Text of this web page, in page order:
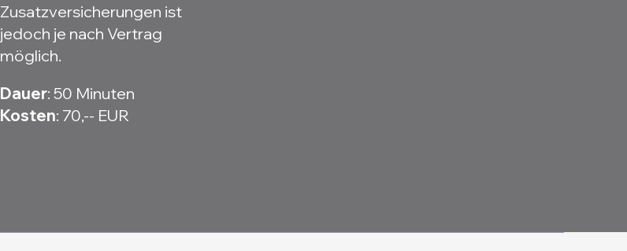
Zusatzversicherungen ist
jedoch je nach Vertrag
möglich.
Dauer: 50 Minuten
Kosten: 70,-- EUR